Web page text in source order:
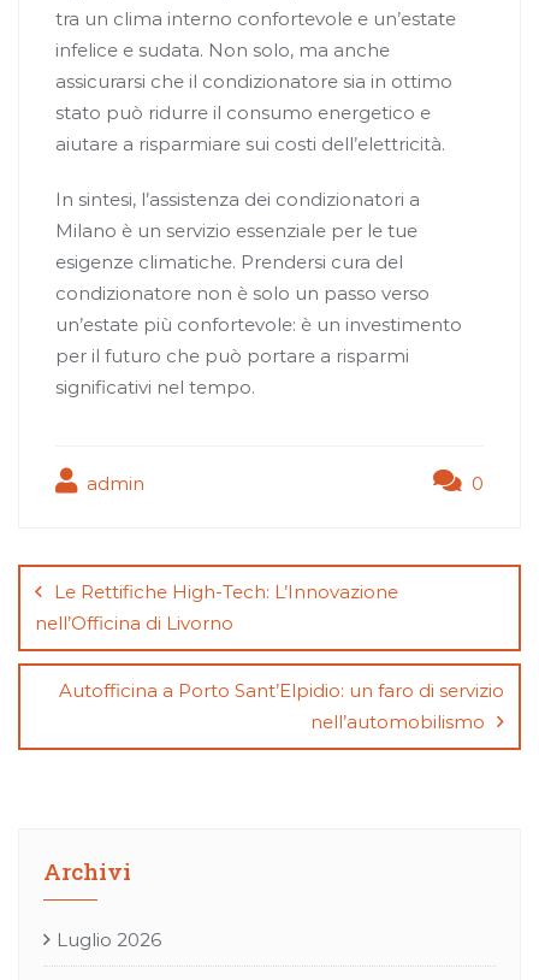
tra un clima interno confortevole e un’estate
infelice e sudata. Non solo, ma anche
assicurarsi che il condizionatore sia in ottimo
stato può ridurre il consumo energetico e
aiutare a risparmiare sui costi dell’elettricità.
In sintesi, l’assistenza dei condizionatori a
Milano è un servizio essenziale per le tue
esigenze climatiche. Prendersi cura del
condizionatore non è solo un passo verso
un’estate più confortevole: è un investimento
per il futuro che può portare a risparmi
significativi nel tempo.
admin 0
articoli
Le Rettifiche High-Tech: L’Innovazione
nell’Officina di Livorno
Autofficina a Porto Sant’Elpidio: un faro di servizio
nell’automobilismo
Archivi
Luglio 2026